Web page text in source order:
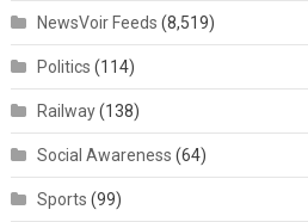
NewsVoir Feeds (8,519)
Politics (114)
Railway(138)
Social Awareness (64)
Sports (99)